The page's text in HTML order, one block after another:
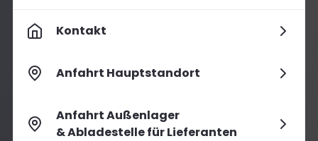
Kontakt
Anfahrt Hauptstandort
Anfahrt Außenlager
& Abladestelle für Lieferanten